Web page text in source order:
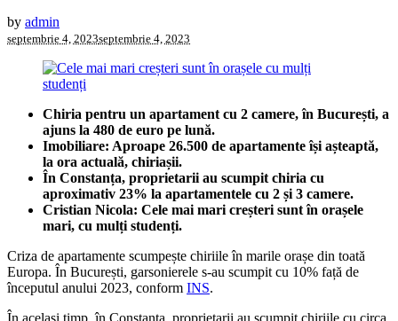
by admin
septembrie 4, 2023septembrie 4, 2023
Chiria pentru un apartament cu 2 camere, în București, a
ajuns la 480 de euro pe lună.
Imobiliare: Aproape 26.500 de apartamente își așteaptă,
la ora actuală, chiriașii.
În Constanța, proprietarii au scumpit chiria cu
aproximativ 23% la apartamentele cu 2 și 3 camere.
Cristian Nicola: Cele mai mari creșteri sunt în orașele
mari, cu mulți studenți.
Criza de apartamente scumpește chiriile în marile orașe din toată
Europa. În București, garsonierele s-au scumpit cu 10% față de
începutul anului 2023, conform INS.
În același timp, în Constanța, proprietarii au scumpit chiriile cu circa